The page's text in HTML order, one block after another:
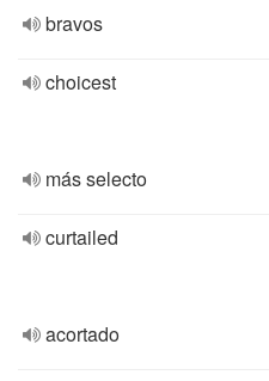
bravos
choicest
más selecto
curtailed
acortado